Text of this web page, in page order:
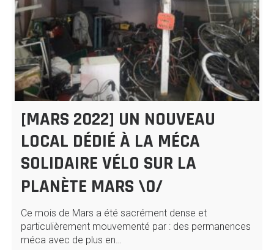
[MARS 2022] UN NOUVEAU
LOCAL DÉDIÉ À LA MÉCA
SOLIDAIRE VÉLO SUR LA
PLANÈTE MARS \0/
Ce mois de Mars a été sacrément dense et
particulièrement mouvementé par : des permanences
méca avec de plus en…